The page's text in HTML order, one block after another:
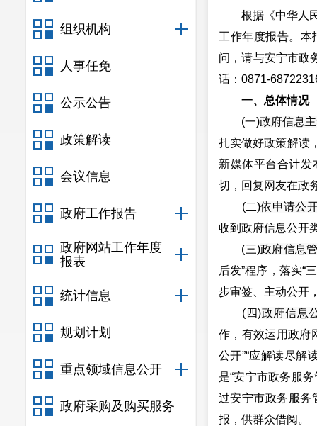
组织机构
人事任免
公示公告
政策解读
会议信息
政府工作报告
政府网站工作年度
报表
统计信息
规划计划
重点领域信息公开
政府采购及购买服务
根据《中华人民
工作年度报告。
问，请与安宁市政
话：0871-
一、总体情况
(一)政府信息
扎实做好政策解读
新媒体平台合计
切，回复网友在政
(二)依申请公
收到政府信息公开
(三)政府信息
后发”程序，落实“
步审签、主动公开
(四)政府信息
作，有效运用政府
公开”“应解读尽解
是“安宁市政务服
过安宁市政务服务
报，供群众借阅。